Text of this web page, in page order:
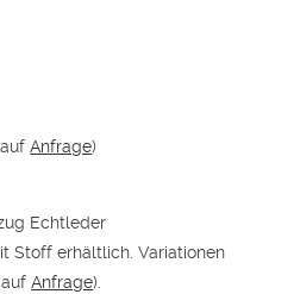
aufAnfrage)
Echtleder
Stoff erhältlich. Variationen
aufAnfrage).